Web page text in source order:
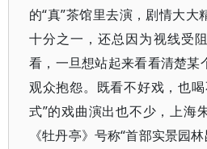
的“真”茶馆里去演，剧情大大
十分之一，还总因为视线受
看，一旦想站起来看看清楚某
观众抱怨。既看不好戏，也
式”的戏曲演出也不少，上海
《牡丹亭》号称“首部实景园林